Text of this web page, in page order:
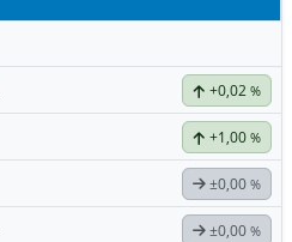
+0,02 %
+1,00 %
±0,00 %
±0,00 %